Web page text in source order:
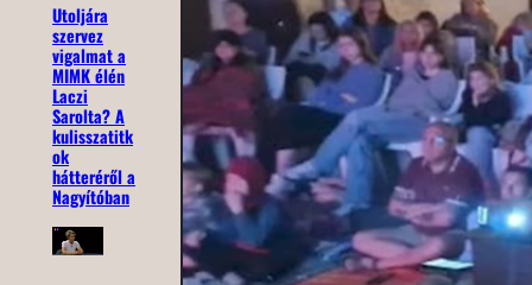
Utoljára
szervez
vigalmat a
MIMK élén
Laczi
Sarolta? A
kulisszatitk
ok
hátteréről a
Nagyítóban